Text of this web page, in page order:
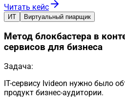
Читать кейс
ИТ Виртуальный пиарщик
Метод блокбастера в
сервисов для бизнеса
Задача:
IT-сервису Ivideon нужно было
продукт бизнес-аудитории.